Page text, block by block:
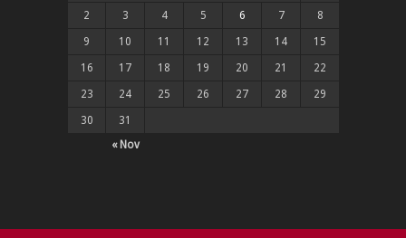
« Nov
2 3 4 5 6 7 8
9 10 11 12 13 14 15
16 17 18 19 20 21 22
23 24 25 26 27 28 29
30 31